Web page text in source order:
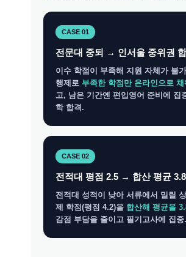
CASE 01
전문대 중퇴 → 인서울 중위권
이수 학점이 부족해 지원 자체가 불
행제로 부족한 학점만 온라인으로 채
고, 남은 기간엔 편입영어 준비에 집
학 합격.
CASE 02
전적대 평점 2.5 → 합산 평균 3.8
전적대 성적이 낮아 서류에서 밀릴
제 학점(평점 4.2)을 합산해 평균을
감점 부담을 줄이고 필기고사에 집중.